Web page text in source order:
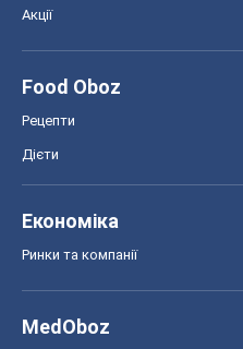
Акції
Food Oboz
Рецепти
Дієти
Економіка
Ринки та компанії
MedOboz